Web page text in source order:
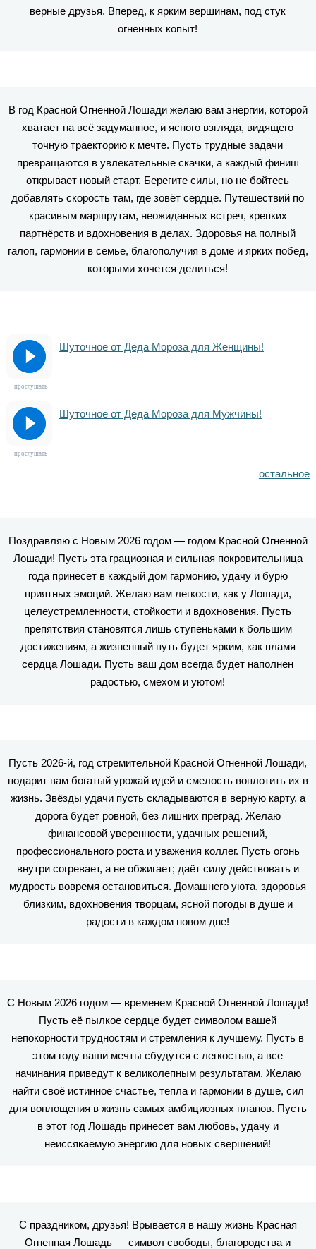
верные друзья. Вперед, к ярким вершинам, под стук
огненных копыт!
В год Красной Огненной Лошади желаю вам энергии, которой
хватает на всё задуманное, и ясного взгляда, видящего
точную траекторию к мечте. Пусть трудные задачи
превращаются в увлекательные скачки, а каждый финиш
открывает новый старт. Берегите силы, но не бойтесь
добавлять скорость там, где зовёт сердце. Путешествий по
красивым маршрутам, неожиданных встреч, крепких
партнёрств и вдохновения в делах. Здоровья на полный
галоп, гармонии в семье, благополучия в доме и ярких побед,
которыми хочется делиться!
Шуточное от Деда Мороза для Женщины!
прослушать
Шуточное от Деда Мороза для Мужчины!
прослушать
остальное
Поздравляю с Новым 2026 годом — годом Красной Огненной
Лошади! Пусть эта грациозная и сильная покровительница
года принесет в каждый дом гармонию, удачу и бурю
приятных эмоций. Желаю вам легкости, как у Лошади,
целеустремленности, стойкости и вдохновения. Пусть
препятствия становятся лишь ступеньками к большим
достижениям, а жизненный путь будет ярким, как пламя
сердца Лошади. Пусть ваш дом всегда будет наполнен
радостью, смехом и уютом!
Пусть 2026-й, год стремительной Красной Огненной Лошади,
подарит вам богатый урожай идей и смелость воплотить их в
жизнь. Звёзды удачи пусть складываются в верную карту, а
дорога будет ровной, без лишних преград. Желаю
финансовой уверенности, удачных решений,
профессионального роста и уважения коллег. Пусть огонь
внутри согревает, а не обжигает; даёт силу действовать и
мудрость вовремя остановиться. Домашнего уюта, здоровья
близким, вдохновения творцам, ясной погоды в душе и
радости в каждом новом дне!
С Новым 2026 годом — временем Красной Огненной Лошади!
Пусть её пылкое сердце будет символом вашей
непокорности трудностям и стремления к лучшему. Пусть в
этом году ваши мечты сбудутся с легкостью, а все
начинания приведут к великолепным результатам. Желаю
найти своё истинное счастье, тепла и гармонии в душе, сил
для воплощения в жизнь самых амбициозных планов. Пусть
в этот год Лошадь принесет вам любовь, удачу и
неиссякаемую энергию для новых свершений!
С праздником, друзья! Врывается в нашу жизнь Красная
Огненная Лошадь — символ свободы, благородства и